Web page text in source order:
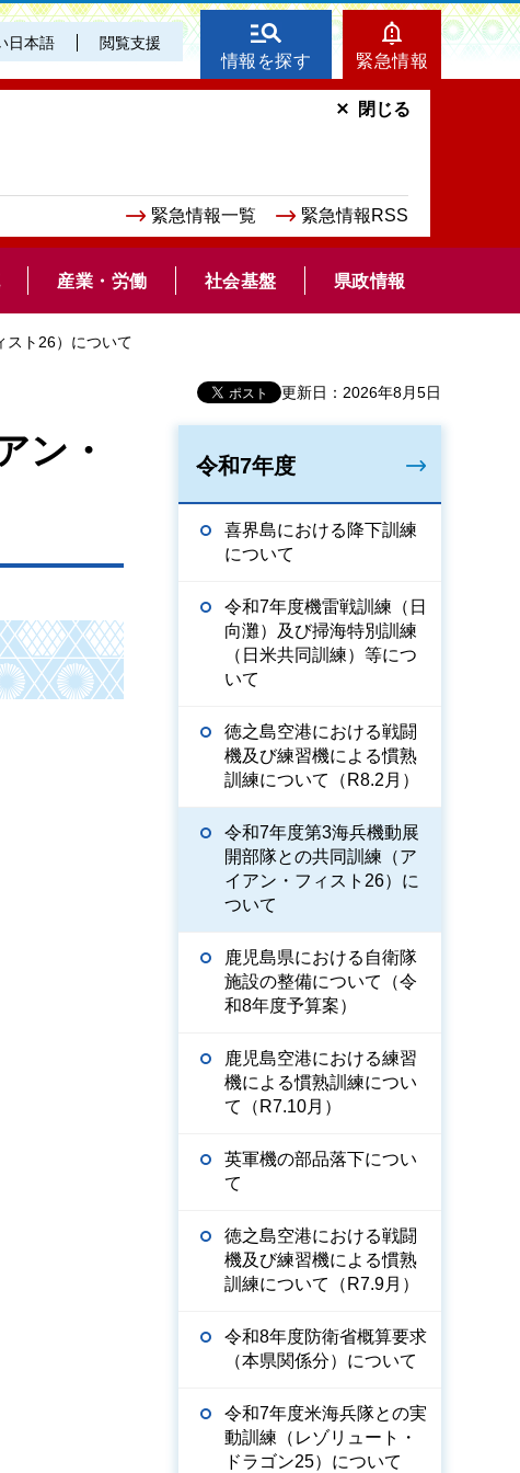
日本語 閲覧支援
情報を探す 緊急情報
緊急情報一覧 緊急情報RSS
閉じる
産業・労働 社会基盤 県政情報
スト26）について
更新日：2026年8月5日
ン・
令和7年度
喜界島における降下訓練
について
令和7年度機雷戦訓練（日
向灘）及び掃海特別訓練
（日米共同訓練）等につ
いて
徳之島空港における戦闘
機及び練習機による慣熟
訓練について（R8.2月）
令和7年度第3海兵機動展
開部隊との共同訓練（ア
イアン・フィスト26）に
ついて
鹿児島県における自衛隊
施設の整備について（令
和8年度予算案）
鹿児島空港における練習
機による慣熟訓練につい
て（R7.10月）
英軍機の部品落下につい
て
徳之島空港における戦闘
機及び練習機による慣熟
訓練について（R7.9月）
令和8年度防衛省概算要求
（本県関係分）について
令和7年度米海兵隊との実
動訓練（レゾリュート・
ドラゴン25）について